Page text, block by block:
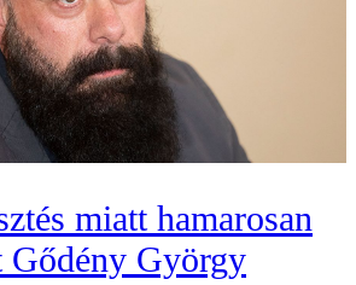
miatt hamarosan
Gődény György